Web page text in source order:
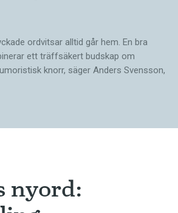
ordvitsar alltid går hem. En bra
ett träffsäkert budskap om
knorr, säger Anders Svensson,
nyord: